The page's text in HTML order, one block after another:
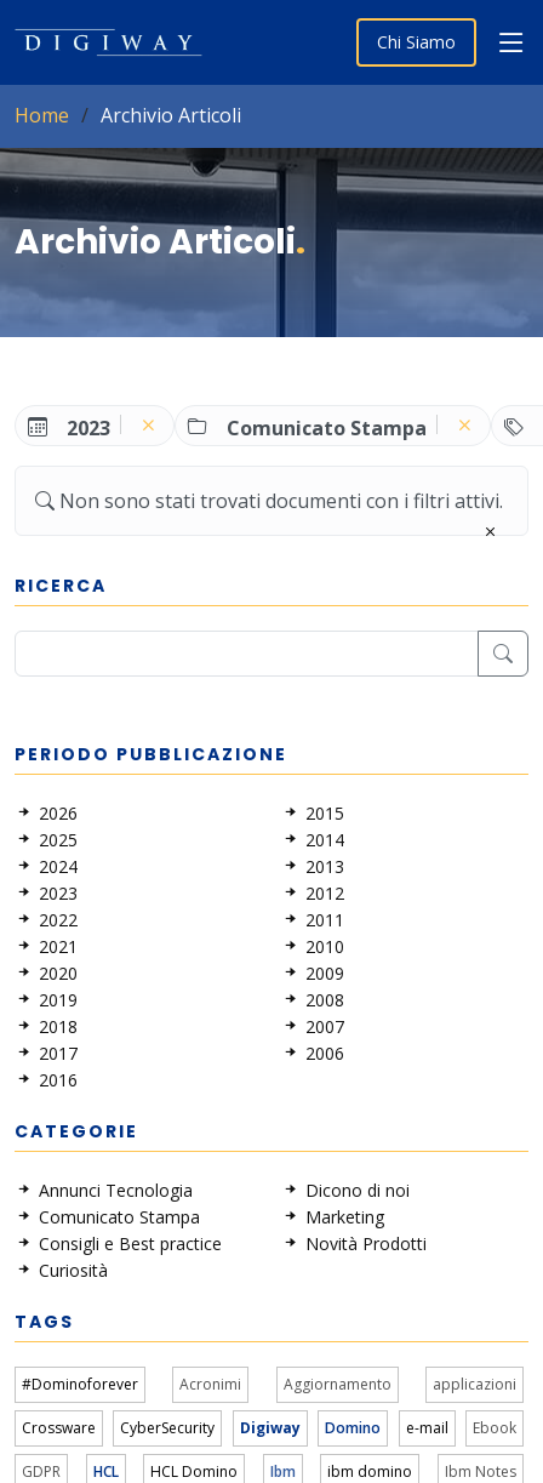
Chi Siamo
Home Archivio Articoli
Archivio Articoli.
2023 Comunicato Stampa
Non sono stati trovati documenti con i filtri attivi.
RICERCA
PERIODO PUBBLICAZIONE
2026
2025
2024
2023
2022
2021
2020
2019
2018
2017
2016
2015
2014
2013
2012
2011
2010
2009
2008
2007
2006
CATEGORIE
Annunci Tecnologia
Comunicato Stampa
Consigli e Best practice
Curiosità
Dicono di noi
Marketing
Novità Prodotti
TAGS
#Dominoforever Acronimi Aggiornamento applicazioni
Crossware CyberSecurity Digiway Domino e-mail Ebook
GDPR HCL HCL Domino Ibm ibm domino Ibm Notes